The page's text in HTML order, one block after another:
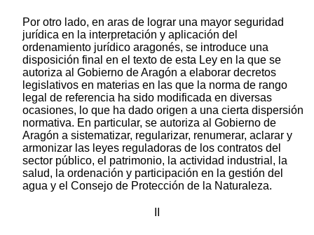
Por otro lado, en aras de lograr una mayor seguridad
jurídica en la interpretación y aplicación del
ordenamiento jurídico aragonés, se introduce una
disposición final en el texto de esta Ley en la que se
autoriza al Gobierno de Aragón a elaborar decretos
legislativos en materias en las que la norma de rango
legal de referencia ha sido modificada en diversas
ocasiones, lo que ha dado origen a una cierta dispersión
normativa. En particular, se autoriza al Gobierno de
Aragón a sistematizar, regularizar, renumerar, aclarar y
armonizar las leyes reguladoras de los contratos del
sector público, el patrimonio, la actividad industrial, la
salud, la ordenación y participación en la gestión del
agua y el Consejo de Protección de la Naturaleza.